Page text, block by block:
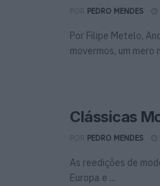
PEDRO MENDES
Por Filipe Metelo,
movermos, um mero
Clássicas
PEDRO MENDES
As reedições de
Europa e ...